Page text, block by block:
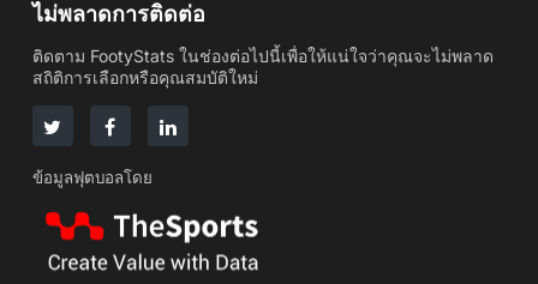
ไม่พลาดการติดต่อ
ติดตาม FootyStats ในช่องต่อไปนี้เพื่อให้แน่ใจว่าคุณจะไม่พลาด
สถิติการเลือกหรือคุณสมบัติใหม่
ข้อมูลฟุตบอลโดย